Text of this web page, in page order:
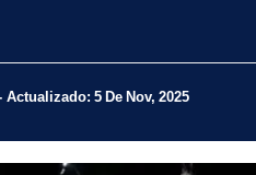
Actualizado: 5 De Nov, 2025